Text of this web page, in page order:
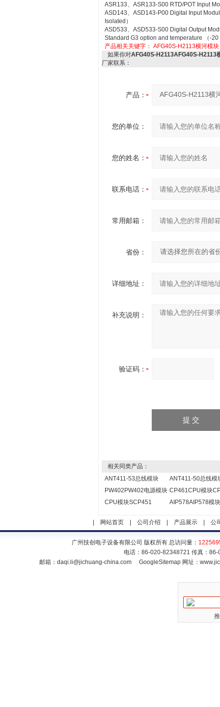
ASR133、ASR133-S00 RTD/POT Input
ASD143、ASD143-P00 Digital Input
Isolated）
ASD533、ASD533-S00 Digital Output
Standard G3 option and temperature （-20
产品相关关键字： AFG40S-H2113横河模块
如果你对AFG40S-H2113AFG40S-H2113
厂家联系：
产品：
您的单位：
您的姓名：
联系电话：
常用邮箱：
省份：
详细地址：
补充说明：
验证码：
相关同类产品：
ANT411-53总线模块
ANT411-50总线模
PW402PW402电源模块 CP461CPU模块
CPU模块SCP451
AIP578AIP578模块
网站首页| 公司介绍 产品展示| 公
广州技创电子设备有限公司 版权所有 总访问量：
电话：86-020-82348721 传真：
邮箱： daqi.li@jichuang-china.com GoogleSitemap 网址：